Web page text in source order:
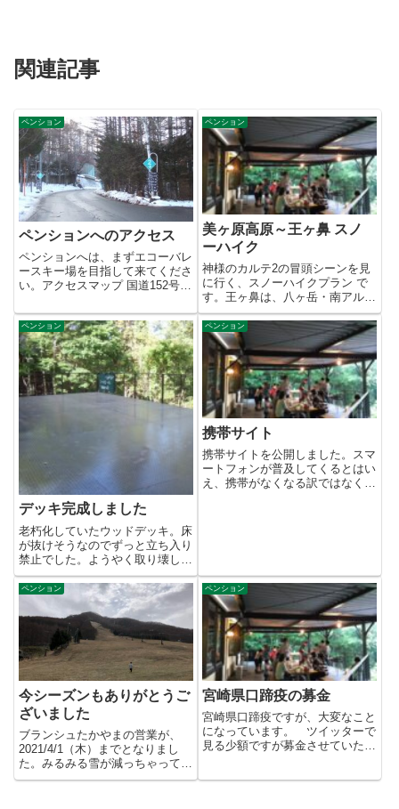
関連記事
ペンション
ペンションへのアクセス
ペンションへは、まずエコーバレ
ースキー場を目指して来てくださ
い。アクセスマップ 国道152号か
ペンション
美ヶ原高原～王ヶ鼻 スノ
ーハイク
神様のカルテ2の冒頭シーンを見
に行く、スノーハイクプラン で
す。王ヶ鼻は、八ヶ岳・南アルプ
ス・御岳山・乗鞍岳・北アルプ
ス...
ペンション
デッキ完成しました
老朽化していたウッドデッキ。床
が抜けそうなのでずっと立ち入り
禁止でした。ようやく取り壊し、
新しいのが完成。工事中はご迷
惑...
ペンション
携帯サイト
携帯サイトを公開しました。スマ
ートフォンが普及してくるとはい
え、携帯がなくなる訳ではなく。
ペンション
今シーズンもありがとうご
ざいました
ブランシュたかやまの営業が、
2021/4/1（木）までとなりまし
た。みるみる雪が減っちゃってま
したからね～。それでも、こ...
ペンション
宮崎県口蹄疫の募金
宮崎県口蹄疫ですが、大変なこと
になっています。 ツイッターで
見る少額ですが募金させていただ